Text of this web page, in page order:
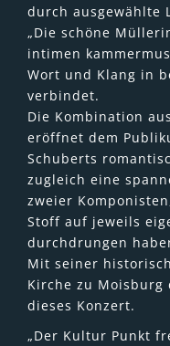
durch ausgewählte
„Die schöne
intimen
Wort und Klang in
verbindet.
Die Kombination
eröffnet dem
Schuberts
zugleich eine
zweier
Stoff auf jeweils
durchdrungen
Mit seiner
Kirche zu Moisburg
dieses Konzert.
„Der Kultur Punkt